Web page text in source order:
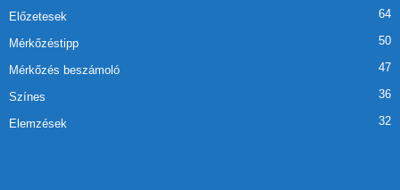
Előzetesek 64
Mérkőzéstipp 50
Mérkőzés beszámoló 47
Színes 36
Elemzések 32